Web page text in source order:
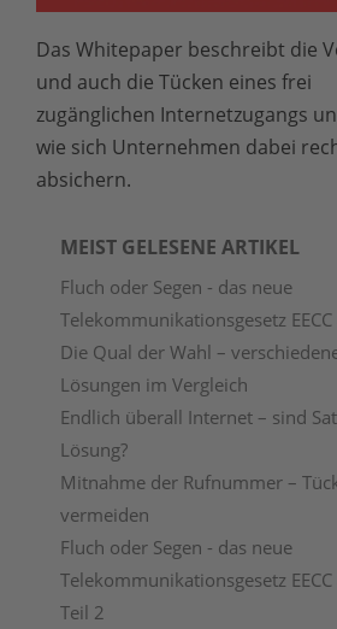
Das Whitepaper beschreibt die
und auch die Tücken eines frei
zugänglichen Internetzugangs
wie sich Unternehmen dabei
absichern.
MEIST GELESENE ARTIKEL
Fluch oder Segen - das neue
Telekommunikationsgesetz
Die Qual der Wahl –
Lösungen im Vergleich
Endlich überall Internet – sind
Lösung?
Mitnahme der Rufnummer –
vermeiden
Fluch oder Segen - das neue
Telekommunikationsgesetz
Teil 2